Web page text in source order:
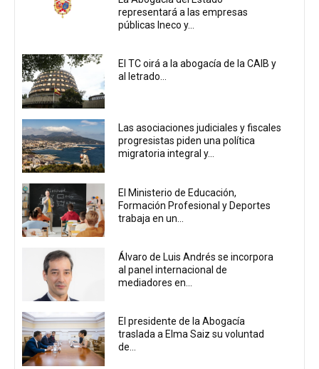
representará a las empresas
públicas Ineco y...
El TC oirá a la abogacía de la CAIB y
al letrado...
Las asociaciones judiciales y fiscales
progresistas piden una política
migratoria integral y...
El Ministerio de Educación,
Formación Profesional y Deportes
trabaja en un...
Álvaro de Luis Andrés se incorpora
al panel internacional de
mediadores en...
El presidente de la Abogacía
traslada a Elma Saiz su voluntad
de...